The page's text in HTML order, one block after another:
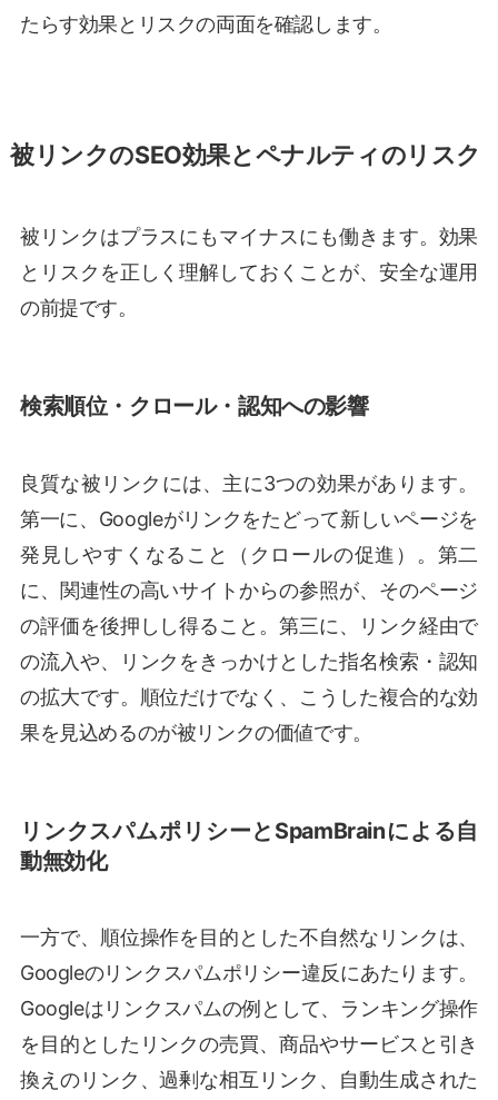
たらす効果とリスクの両面を確認します。
被リンクのSEO効果とペナルティのリスク
被リンクはプラスにもマイナスにも働きます。効果
とリスクを正しく理解しておくことが、安全な運用
の前提です。
検索順位・クロール・認知への影響
良質な被リンクには、主に3つの効果があります。
第一に、Googleがリンクをたどって新しいページを
発見しやすくなること（クロールの促進）。第二
に、関連性の高いサイトからの参照が、そのページ
の評価を後押しし得ること。第三に、リンク経由で
の流入や、リンクをきっかけとした指名検索・認知
の拡大です。順位だけでなく、こうした複合的な効
果を見込めるのが被リンクの価値です。
リンクスパムポリシーとSpamBrainによる自
動無効化
一方で、順位操作を目的とした不自然なリンクは、
Googleのリンクスパムポリシー違反にあたります。
Googleはリンクスパムの例として、ランキング操作
を目的としたリンクの売買、商品やサービスと引き
換えのリンク、過剰な相互リンク、自動生成された